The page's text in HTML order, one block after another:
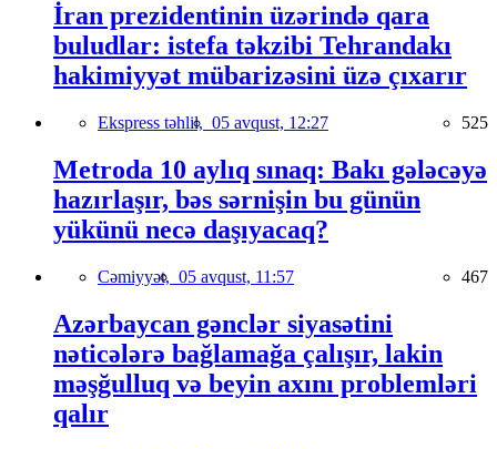
İran prezidentinin üzərində qara
buludlar: istefa təkzibi Tehrandakı
hakimiyyət mübarizəsini üzə çıxarır
Ekspress təhlil, 05 avqust, 12:27 525
Metroda 10 aylıq sınaq: Bakı gələcəyə
hazırlaşır, bəs sərnişin bu günün
yükünü necə daşıyacaq?
Cəmiyyət, 05 avqust, 11:57 467
Azərbaycan gənclər siyasətini
nəticələrə bağlamağa çalışır, lakin
məşğulluq və beyin axını problemləri
qalır